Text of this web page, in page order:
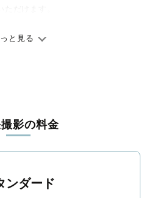
、何十年経っても見返したくなるよ
マンが全国47都道府県に在籍してい
活かし、思い出に残る素敵な撮影体
と見る
影の料金
ンダード